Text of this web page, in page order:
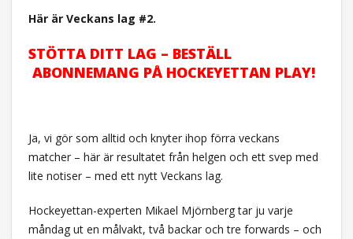
Här är Veckans lag #2.
STÖTTA DITT LAG – BESTÄLL
ABONNEMANG PÅ HOCKEYETTAN PLAY!
Ja, vi gör som alltid och knyter ihop förra veckans
matcher – här är resultatet från helgen och ett svep med
lite notiser – med ett nytt Veckans lag.
Hockeyettan-experten Mikael Mjörnberg tar ju varje
måndag ut en målvakt, två backar och tre forwards – och